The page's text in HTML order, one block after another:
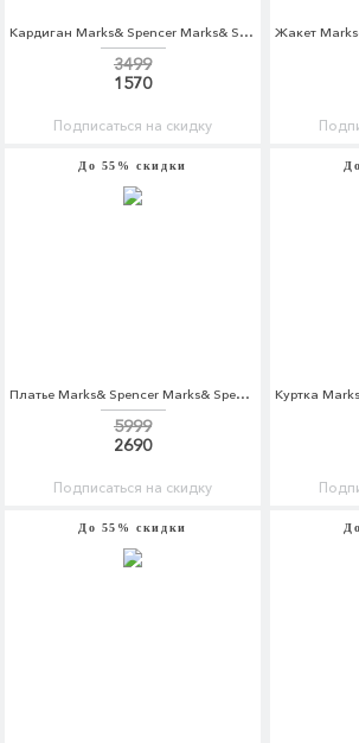
Кардиган Marks& Spencer Marks& Spencer MA178EWARAK2
3499
1570
Подписаться на скидку
До 55% скидки
Платье Marks& Spencer Marks& Spencer MA178EWARAQ6
5999
2690
Подписаться на скидку
До 55% скидки